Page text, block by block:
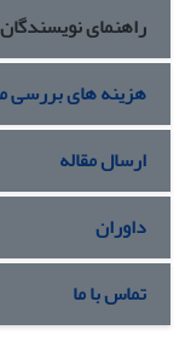
راهنمای نویسندگان
هزینه های بررسی
ارسال مقاله
داوران
تماس با ما